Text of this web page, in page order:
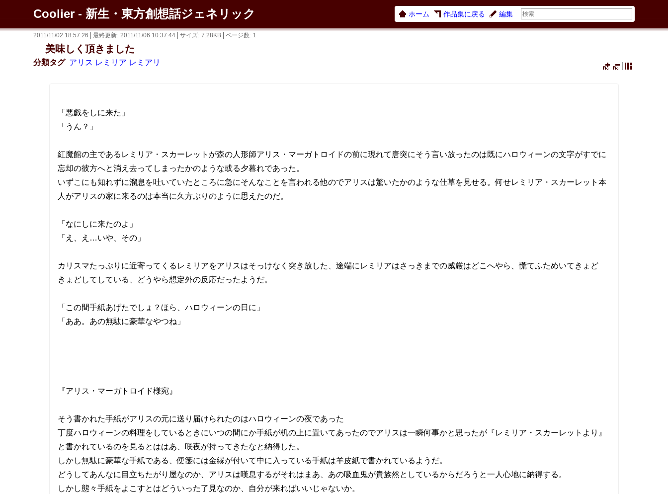
Coolier - 新生・東方創想話ジェネリック ホーム 作品集に戻る 編集
美味しく頂きました
2011/11/02 18:57:26 最終更新 2011/11/06 10:37:44 サイズ 7.28KB ページ数 1
分類タグ アリス レミリア レミアリ
「悪戯をしに来た」
「うん？」
紅魔館の主であるレミリア・スカーレットが森の人形師アリス・マーガトロイドの前に現れて唐突にそう言い放ったのは既にハロウィーンの文字がすでに
忘却の彼方へと消え去ってしまったかのような或る夕暮れであった。
いずこにも知れずに溜息を吐いていたところに急にそんなことを言われる他のでアリスは驚いたかのような仕草を見せる。何せレミリア・スカーレット本
人がアリスの家に来るのは本当に久方ぶりのように思えたのだ。
「なにしに来たのよ」
「え、え…いや、その」
カリスマたっぷりに近寄ってくるレミリアをアリスはそっけなく突き放した、途端にレミリアはさっきまでの威厳はどこへやら、慌てふためいてきょど
きょどしてしている、どうやら想定外の反応だったようだ。
「この間手紙あげたでしょ？ほら、ハロウィーンの日に」
「ああ。あの無駄に豪華なやつね」
『アリス・マーガトロイド様宛』
そう書かれた手紙がアリスの元に送り届けられたのはハロウィーンの夜であった
丁度ハロウィーンの料理をしているときにいつの間にか手紙が机の上に置いてあったのでアリスは一瞬何事かと思ったが『レミリア・スカーレットより』
と書かれているのを見るとははあ、咲夜が持ってきたなと納得した。
しかし無駄に豪華な手紙である、便箋には金縁が付いて中に入っている手紙は羊皮紙で書かれているようだ。
どうしてあんなに目立ちたがり屋なのか、アリスは嘆息するがそれはまあ、あの吸血鬼が貴族然としているからだろうと一人心地に納得する。
しかし態々手紙をよこすとはどういった了見なのか、自分が来ればいいじゃないか。